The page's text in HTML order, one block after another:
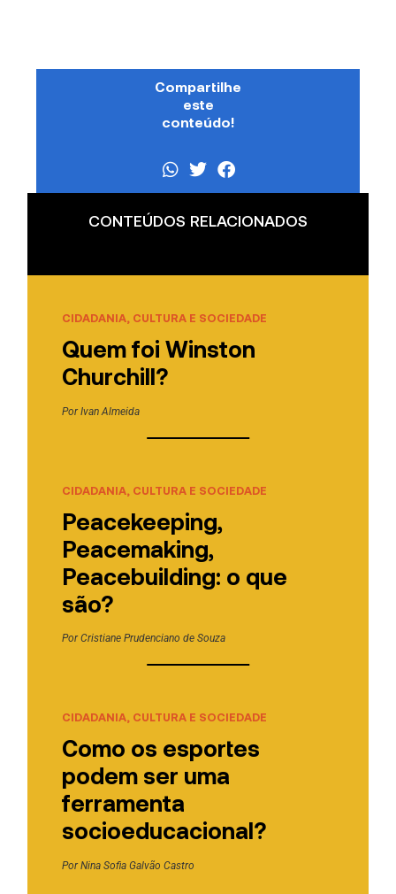
Compartilhe
este
conteúdo!
CONTEÚDOS RELACIONADOS
CIDADANIA, CULTURA E SOCIEDADE
Quem foi Winston
Churchill?
PorIvan Almeida
CIDADANIA, CULTURA E SOCIEDADE
Peacekeeping,
Peacemaking,
Peacebuilding: o que
são?
PorCristiane Prudenciano de Souza
CIDADANIA, CULTURA E SOCIEDADE
Como os esportes
podem ser uma
ferramenta
socioeducacional?
PorNina Sofia Galvão Castro